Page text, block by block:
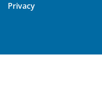
Privacy